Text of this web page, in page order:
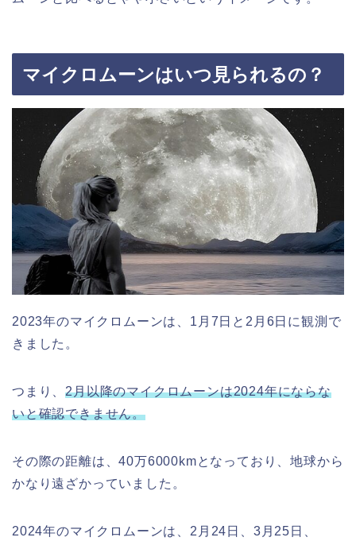
マイクロムーンはいつ見られるの？
2023年のマイクロムーンは、1月7日と2月6日に観測で
きました。
つまり、2月以降のマイクロムーンは2024年にならな
いと確認できません。
その際の距離は、40万6000kmとなっており、地球から
かなり遠ざかっていました。
2024年のマイクロムーンは、2月24日、3月25日、